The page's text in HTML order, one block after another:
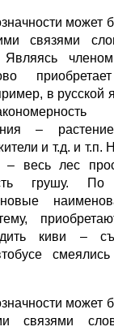
может
связями
Являясь
в русской
–
и т.д. и т.п.
– весь лес
грушу. По
киви –
может
связями